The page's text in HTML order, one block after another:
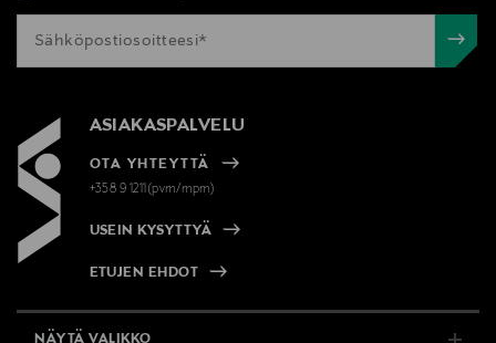
ASIAKASPALVELU
OTA YHTEYTTÄ
+358 9 1211(pvm/mpm)
USEIN KYSYTTYÄ
ETUJEN EHDOT
NÄYTÄ VALIKKO